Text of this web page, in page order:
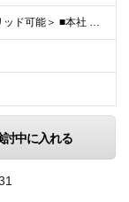
＜出社とリモートのハイブリッド可能＞ ■本社 東京都千代田区外神田2-14-10 第2電波ビル2F ■大阪支店 大阪府大阪市淀川区西中島5-14-22 リクルート新大阪ビル5F ※大阪採用の場合、約1
討中に入れる